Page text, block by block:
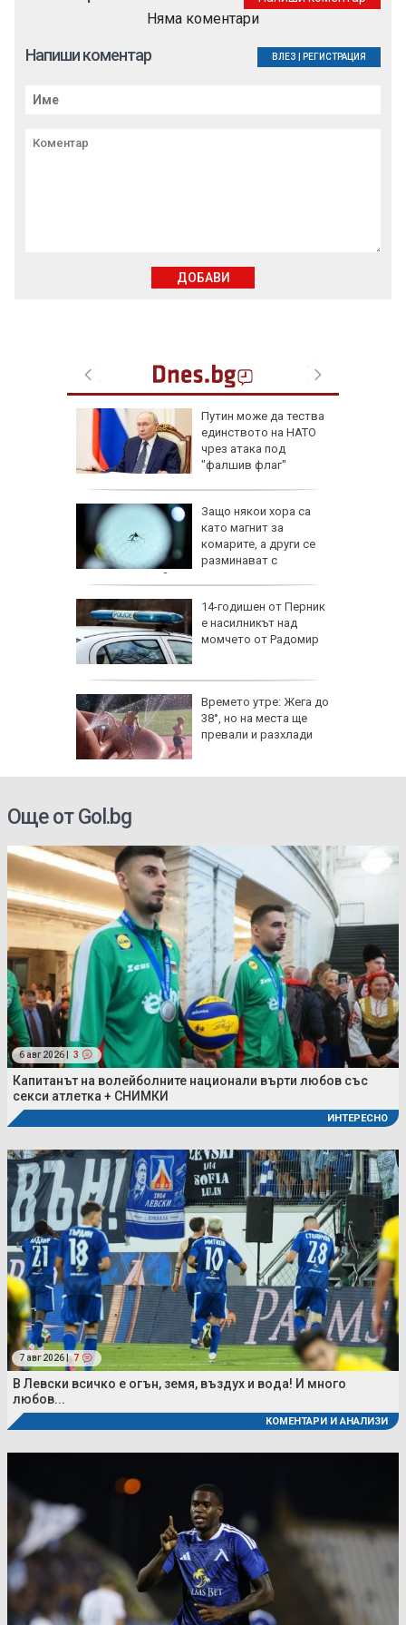
Путин може да тества
единството на НАТО
чрез атака под
"фалшив флаг"
Защо някои хора са
като магнит за
комарите, а други се
разминават с
ухапванията им?
14-годишен от Перник
е насилникът над
момчето от Радомир
Времето утре: Жега до
38°, но на места ще
превали и разхлади
Няма коментари
Напиши коментар ВЛЕЗ РЕГИСТРАЦИЯ
ДОБАВИ
Още от Gol.bg
6 авг 2026 | 3
Капитанът на волейболните национали върти любов със
секси атлетка + СНИМКИ
ИНТЕРЕСНО
7 авг 2026 | 7
В Левски всичко е огън, земя, въздух и вода! И много
любов...
КОМЕНТАРИ И АНАЛИЗИ